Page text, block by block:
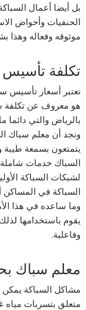
بل أيضا أعمال
الحنفيات وأحواض
موثوقه وفعاله وهذا
تكلفة تأسيس
تعتبر أسعار تأسيس
هو معروف عن تكلفة
بالرياض والتي دائما
ونجد أن معلم سباك
يتمتعون بسمعة طيبة
السباك خدمات شاملة
لشبكات السباكة
السباكة في المساكن
وما ساعده في هذا
يقوم باستخدامها
وفاعلية.
معلم سباك
مشاكل السباكة
متعلق بتسربات مياه